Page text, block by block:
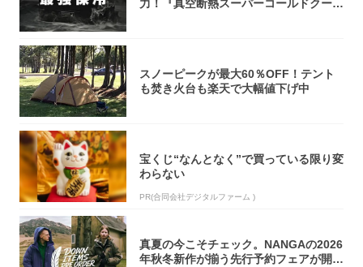
力！『真空断熱スーパーコールドクーラ
スノーピークが最大60％OFF！テント
も焚き火台も楽天で大幅値下げ中
宝くじ“なんとなく”で買っている限り変
わらない
PR(合同会社デジタルファーム )
真夏の今こそチェック。NANGAの2026
年秋冬新作が揃う先行予約フェアが開催